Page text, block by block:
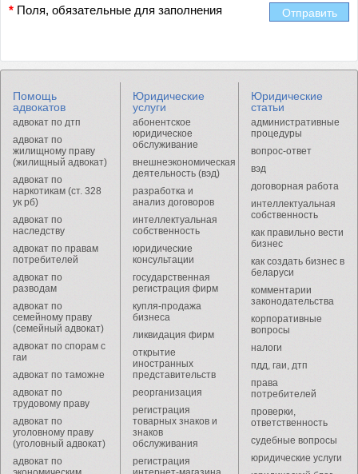
* Поля, обязательные для заполнения Отправить
Помощь
адвокатов
адвокат по дтп
адвокат по
жилищному праву
(жилищный адвокат)
адвокат по
наркотикам (ст. 328
ук рб)
адвокат по
наследству
адвокат по правам
потребителей
адвокат по
разводам
адвокат по
семейному праву
(семейный адвокат)
адвокат по спорам с
гаи
адвокат по таможне
адвокат по
трудовому праву
адвокат по
уголовному праву
(уголовный адвокат)
адвокат по
Юридические
услуги
абонентское
юридическое
обслуживание
внешнеэкономическая
деятельность (вэд)
разработка и
анализ договоров
интеллектуальная
собственность
юридические
консультации
государственная
регистрация фирм
купля-продажа
бизнеса
ликвидация фирм
открытие
иностранных
представительств
реорганизация
регистрация
товарных знаков и
знаков
обслуживания
регистрация
Юридические
статьи
административные
процедуры
вопрос-ответ
вэд
договорная работа
интеллектуальная
собственность
как правильно вести
бизнес
как создать бизнес в
беларуси
комментарии
законодательства
корпоративные
вопросы
налоги
пдд, гаи, дтп
права
потребителей
проверки,
ответственность
судебные вопросы
юридические услуги